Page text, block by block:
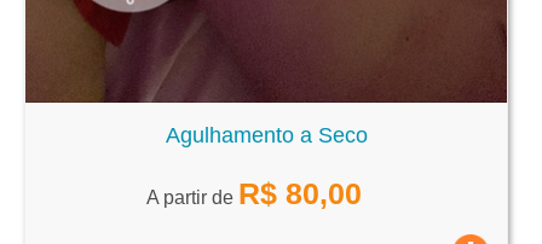
Agulhamento a Seco
A partir de R$ 80,00